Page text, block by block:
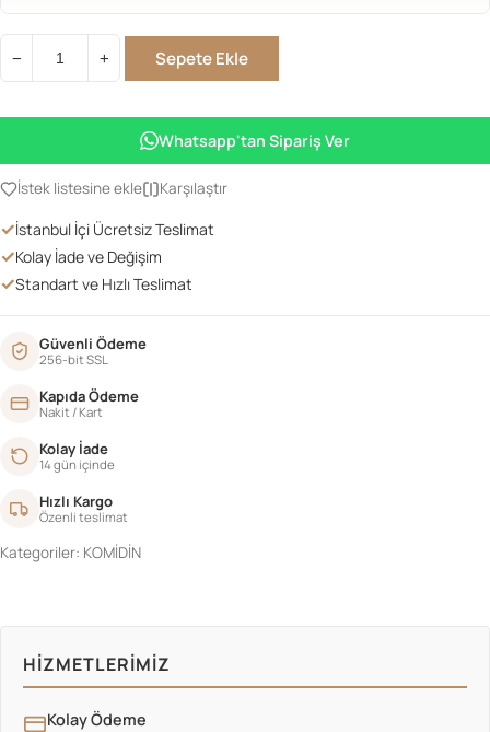
−
ÇARPI
adet
+ Sepete Ekle
Whatsapp'tan Sipariş Ver
İstek listesine ekle Karşılaştır
✓İstanbul İçi Ücretsiz Teslimat
✓Kolay İade ve Değişim
✓Standart ve Hızlı Teslimat
Güvenli Ödeme
256-bit SSL
Kapıda Ödeme
Nakit / Kart
Kolay İade
14 gün içinde
Hızlı Kargo
Özenli teslimat
Kategoriler: KOMİDİN
HIZMETLERIMIZ
Kolay Ödeme